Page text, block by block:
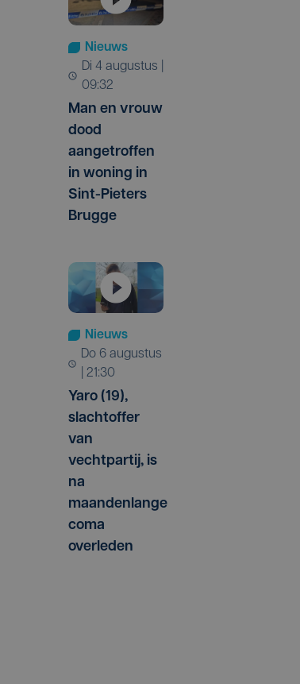
Nieuws
di 4 augustus |
09:32
Man en vrouw
dood
aangetroffen
in woning in
Sint-Pieters
Brugge
Nieuws
do 6 augustus
| 21:30
Yaro (19),
slachtoffer
van
vechtpartij, is
na
maandenlange
coma
overleden